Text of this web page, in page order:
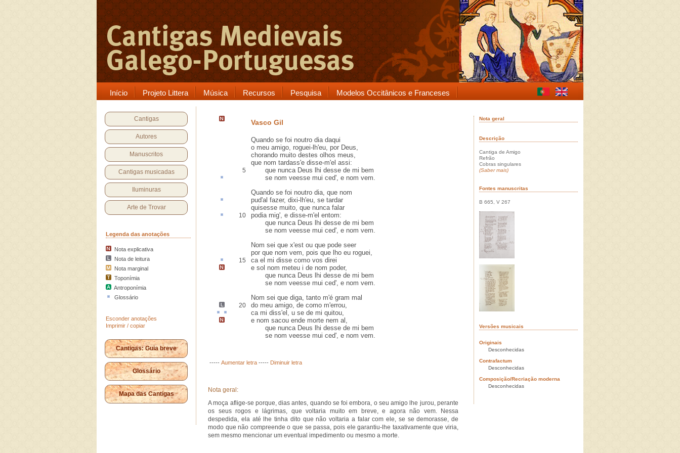
Início Projeto Littera Música Recursos Pesquisa Modelos Occitânicos e Franceses
Cantigas
Autores
Manuscritos
Cantigas musicadas
Iluminuras
Arte de Trovar
Legenda das anotações
Nota explicativa
Nota de leitura
Nota marginal
Toponímia
Antroponímia
Glossário
Esconder anotações
Imprimir / copiar
Cantigas: Guia breve
Glossário
Mapa das Cantigas
Vasco Gil
Quando se foi noutro dia daqui
o meu amigo, roguei-lh'eu, por Deus,
chorando muito destes olhos meus,
que nom tardass'e disse-m'el assi:
5
que nunca Deus lhi desse de mi bem
se nom veesse mui ced', e nom vem.
Quando se foi noutro dia, que nom
pud'al fazer, dixi-lh'eu, se tardar
quisesse muito, que nunca falar
10 podia mig', e disse-m'el entom:
que nunca Deus lhi desse de mi bem
se nom veesse mui ced', e nom vem.
Nom sei que x'est ou que pode seer
por que nom vem, pois que lho eu roguei,
15 cael mi disse como vos direi
e sol nom meteu i de nom poder,
que nunca Deus lhi desse de mi bem
se nom veesse mui ced', e nom vem.
Nom sei que diga, tanto m'é gram mal
20 do meu amigo, de como m'errou,
ca mi diss'el, u se de mi quitou,
e nom sacou ende morte nem al ,
que nunca Deus lhi desse de mi bem
se nom veesse mui ced', e nom vem.
----- Aumentar letra ----- Diminuir letra
Nota geral:
A moça aflige-se porque, dias antes, quando se foi embora, o seu amigo lhe jurou, perante
os seus rogos e lágrimas, que voltaria muito em breve, e agora não vem. Nessa
despedida, ela até lhe tinha dito que não voltaria a falar com ele, se se demorasse, de
modo que não compreende o que se passa, pois ele garantiu-lhe taxativamente que viria,
sem mesmo mencionar um eventual impedimento ou mesmo a morte.
Nota geral
Descrição
Cantiga de Amigo
Refrão
Cobras singulares
(Saber mais)
Fontes manuscritas
B 665, V 267
Versões musicais
Originais
Desconhecidas
Contrafactum
Desconhecidas
Composição/Recriação moderna
Desconhecidas